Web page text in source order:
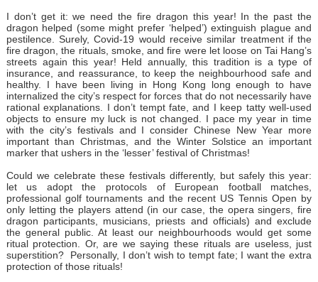
I don’t get it: we need the fire dragon this year! In the past the
dragon helped (some might prefer ‘helped’) extinguish plague and
pestilence. Surely, Covid-19 would receive similar treatment if the
fire dragon, the rituals, smoke, and fire were let loose on Tai Hang’s
streets again this year! Held annually, this tradition is a type of
insurance, and reassurance, to keep the neighbourhood safe and
healthy. I have been living in Hong Kong long enough to have
internalized the city’s respect for forces that do not necessarily have
rational explanations. I don’t tempt fate, and I keep tatty well-used
objects to ensure my luck is not changed. I pace my year in time
with the city’s festivals and I consider Chinese New Year more
important than Christmas, and the Winter Solstice an important
marker that ushers in the ‘lesser’ festival of Christmas!
Could we celebrate these festivals differently, but safely this year:
let us adopt the protocols of European football matches,
professional golf tournaments and the recent US Tennis Open by
only letting the players attend (in our case, the opera singers, fire
dragon participants, musicians, priests and officials) and exclude
the general public. At least our neighbourhoods would get some
ritual protection. Or, are we saying these rituals are useless, just
superstition? Personally, I don’t wish to tempt fate; I want the extra
protection of those rituals!